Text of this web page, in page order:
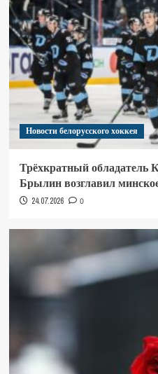
Новости белорусского хоккея
Трёхкратный обладатель
Брылин возглавил
24.07.2026 0